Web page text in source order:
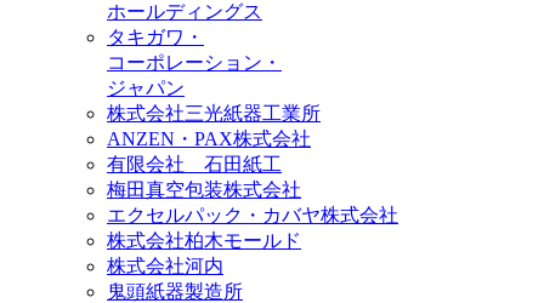
ホールディングス
タキガワ・
コーポレーション・
ジャパン
株式会社三光紙器工業所
ANZEN・PAX株式会社
有限会社 石田紙工
梅田真空包装株式会社
エクセルパック・カバヤ株式会社
株式会社柏木モールド
株式会社河内
鬼頭紙器製造所